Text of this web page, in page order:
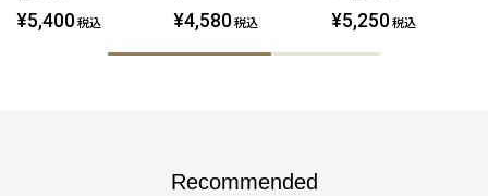
¥5,400 税込
¥4,580 税込
¥5,250 税込
Recommended